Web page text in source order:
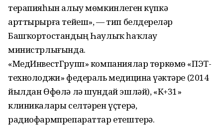
терапияһын алыу мөмкинлеген күпкә
арттырырға тейеш», — тип белдерҙеләр
Башҡортостандың Һаулыҡ һаҡлау
министрлығында.
«МедИнвестГрупп» компаниялар төркөмө «ПЭТ-
технолоджи» федераль медицина үҙәктәре (2014
йылдан Өфөлә лә шундай эшләй), «К+31»
клиникалары селтәрен үҫтерә,
радиофармпрепараттар етештерә.